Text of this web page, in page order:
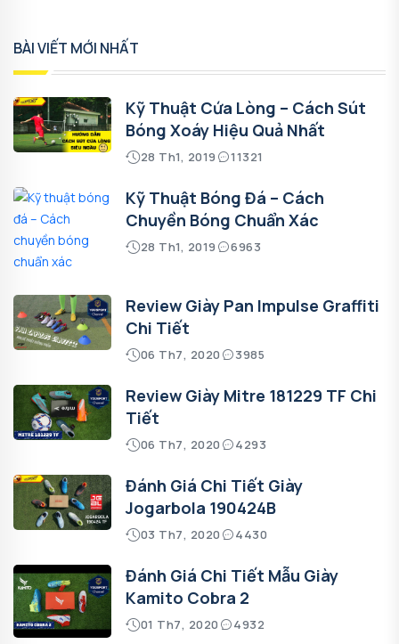
BÀI VIẾT MỚI NHẤT
Kỹ Thuật Cứa Lòng – Cách Sút
Bóng Xoáy Hiệu Quả Nhất
28 Th1, 2019 11321
Kỹ Thuật Bóng Đá – Cách
Chuyền Bóng Chuẩn Xác
28 Th1, 2019 6963
Review Giày Pan Impulse Graffiti
Chi Tiết
06 Th7, 2020 3985
Review Giày Mitre 181229 TF Chi
Tiết
06 Th7, 2020 4293
Đánh Giá Chi Tiết Giày
Jogarbola 190424B
03 Th7, 2020 4430
Đánh Giá Chi Tiết Mẫu Giày
Kamito Cobra 2
01 Th7, 2020 4932